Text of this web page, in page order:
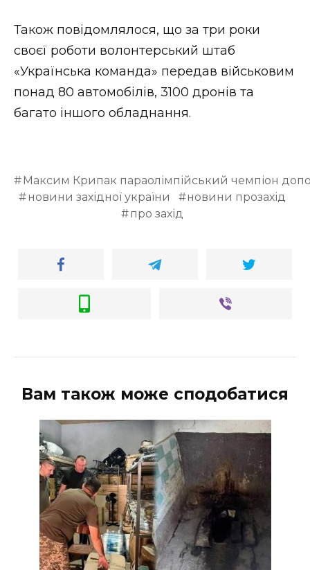
Також повідомлялося, що за три роки
своєї роботи волонтерський штаб
«Українська команда» передав військовим
понад 80 автомобілів, 3100 дронів та
багато іншого обладнання.
Максим Крипак параолімпійський чемпіон
новини західної україни
новини прозахід
про захід
Вам також може сподобатися